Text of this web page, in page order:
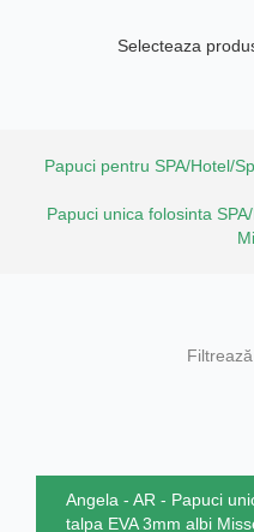
Selecteaza
Papuci pentru SPA/Hotel/
Papuci unica folosinta
Filtrează
Angela - AR - Papuci
talpa EVA 3mm albi